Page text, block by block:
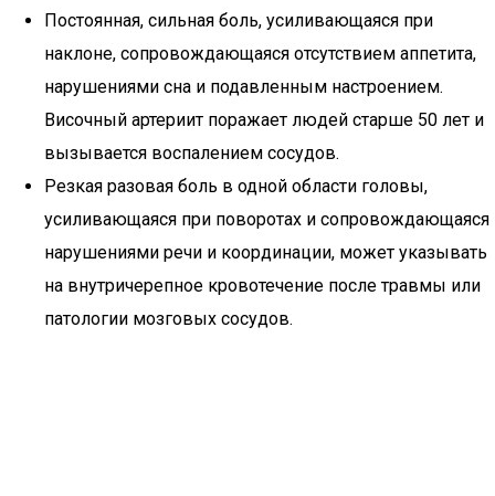
Постоянная, сильная боль, усиливающаяся при
наклоне, сопровождающаяся отсутствием аппетита,
нарушениями сна и подавленным настроением.
Височный артериит поражает людей старше 50 лет и
вызывается воспалением сосудов.
Резкая разовая боль в одной области головы,
усиливающаяся при поворотах и сопровождающаяся
нарушениями речи и координации, может указывать
на внутричерепное кровотечение после травмы или
патологии мозговых сосудов.